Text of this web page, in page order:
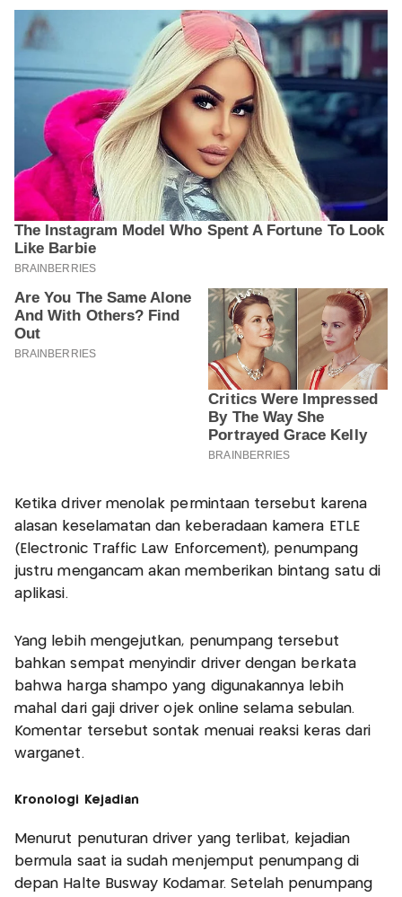
Ketika driver menolak permintaan tersebut karena
alasan keselamatan dan keberadaan kamera ETLE
(Electronic Traffic Law Enforcement), penumpang
justru mengancam akan memberikan bintang satu di
aplikasi.
Yang lebih mengejutkan, penumpang tersebut
bahkan sempat menyindir driver dengan berkata
bahwa harga shampo yang digunakannya lebih
mahal dari gaji driver ojek online selama sebulan.
Komentar tersebut sontak menuai reaksi keras dari
warganet.
Kronologi Kejadian
Menurut penuturan driver yang terlibat, kejadian
bermula saat ia sudah menjemput penumpang di
depan Halte Busway Kodamar. Setelah penumpang